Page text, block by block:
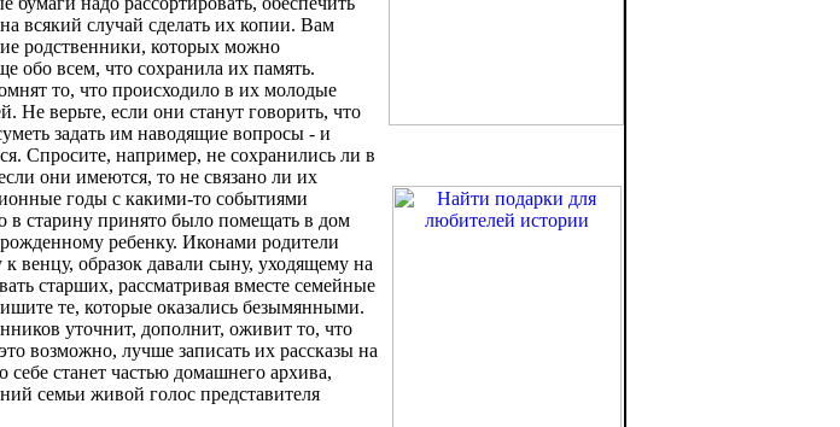
всякий случай сделать их копии. Вам
родственники, которых можно
обо всем, что сохранила их память.
то, что происходило в их молодые
Не верьте, если они станут говорить, что
задать им наводящие вопросы - и
Спросите, например, не сохранились ли в
они имеются, то не связано ли их
годы с какими-то событиями
в старину принято было помещать в дом
ребенку. Иконами родители
венцу, образок давали сыну, уходящему на
старших, рассматривая вместе семейные
те, которые оказались безымянными.
уточнит, дополнит, оживит то, что
возможно, лучше записать их рассказы на
себе станет частью домашнего архива,
семьи живой голос представителя